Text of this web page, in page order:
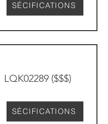
SÉCIFICATIONS
LQK02289 ($$$)
SÉCIFICATIONS